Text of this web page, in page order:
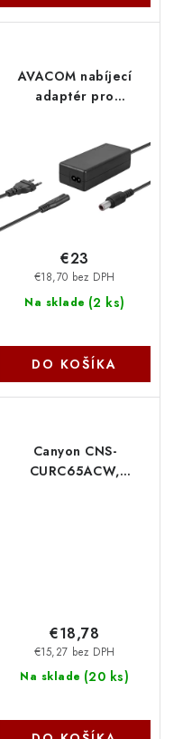
AVACOM nabíjecí
adaptér pro
3,25A 65W konektor
7,9mm x 5,5mm s
vnitřním pin ADAC-LE1-
A65W Avacom
Na sklade (2 ks)
€18,70 bez DPH
€23
DO KOŠÍKA
Canyon CNS-
CURC65ACW,
Na sklade (20 ks)
€15,27 bez DPH
€18,78